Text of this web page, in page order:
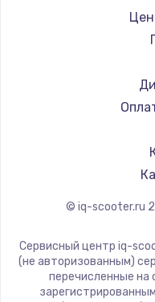
© iq-scooter.ru
Сервисный центр iq-
(не авторизованным)
перечисленные на